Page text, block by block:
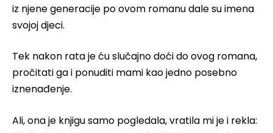
iz njene generacije po ovom romanu dale su imena
svojoj djeci.
Tek nakon rata je ću slučajno doći do ovog romana,
pročitati ga i ponuditi mami kao jedno posebno
iznenađenje.
Ali, ona je knjigu samo pogledala, vratila mi je i rekla: